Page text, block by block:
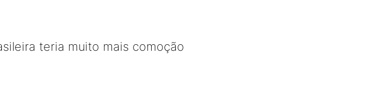
teria muito mais comoção